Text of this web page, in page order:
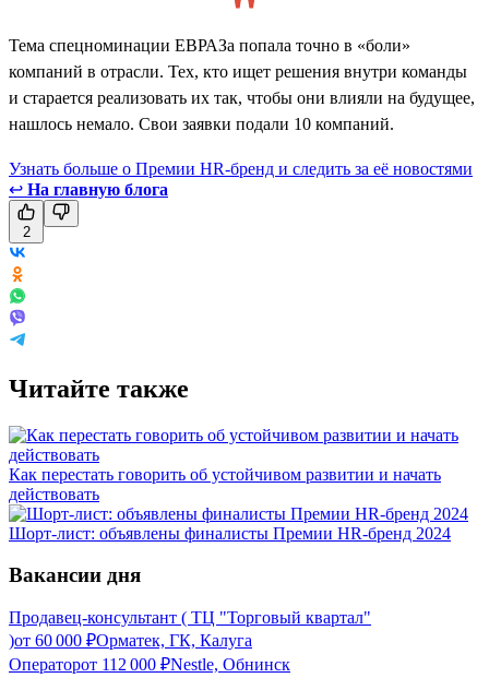
Тема спецноминации ЕВРАЗа попала точно в «боли»
компаний в отрасли. Тех, кто ищет решения внутри команды
и старается реализовать их так, чтобы они влияли на будущее,
нашлось немало. Свои заявки подали 10 компаний.
Узнать больше о Премии HR-бренд и следить за её новостями
↩ На главную блога
2
Читайте также
Как перестать говорить об устойчивом развитии и начать
действовать
Шорт-лист: объявлены финалисты Премии HR-бренд 2024
Вакансии дня
Продавец-консультант ( ТЦ "Торговый квартал"
)от 60 000 ₽Орматек, ГК, Калуга
Операторот 112 000 ₽Nestle, Обнинск